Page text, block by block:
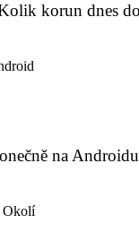
korun dnes
na